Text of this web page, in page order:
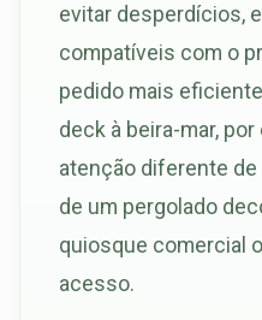
evitar desperdícios,
compatíveis com o
pedido mais
deck à beira-mar,
atenção diferente
de um pergolado
quiosque comercial
acesso.